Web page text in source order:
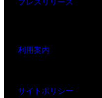
利用案内
サイトポリシー